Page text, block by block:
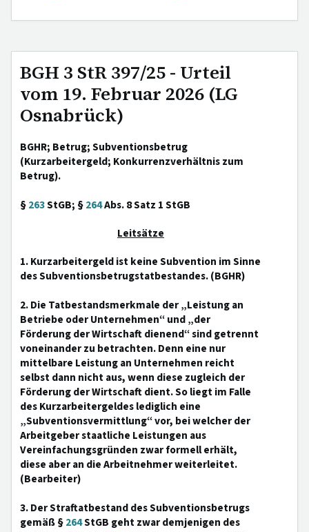
BGH 3 StR 397/25 - Urteil
vom 19. Februar 2026 (LG
Osnabrück)
BGHR; Betrug; Subventionsbetrug
(Kurzarbeitergeld; Konkurrenzverhältnis zum
Betrug).
§263StGB; §264Abs. 8 Satz 1 StGB
Leitsätze
1. Kurzarbeitergeld ist keine Subvention im Sinne
des Subventionsbetrugstatbestandes. (BGHR)
2. Die Tatbestandsmerkmale der „Leistung an
Betriebe oder Unternehmen“ und „der
Förderung der Wirtschaft dienend“ sind getrennt
voneinander zu betrachten. Denn eine nur
mittelbare Leistung an Unternehmen reicht
selbst dann nicht aus, wenn diese zugleich der
Förderung der Wirtschaft dient. So liegt im Falle
des Kurzarbeitergeldes lediglich eine
„Subventionsvermittlung“ vor, bei welcher der
Arbeitgeber staatliche Leistungen aus
Vereinfachungsgründen zwar formell erhält,
diese aber an die Arbeitnehmer weiterleitet.
(Bearbeiter)
3. Der Straftatbestand des Subventionsbetrugs
gemäß §264StGB geht zwar demjenigen des